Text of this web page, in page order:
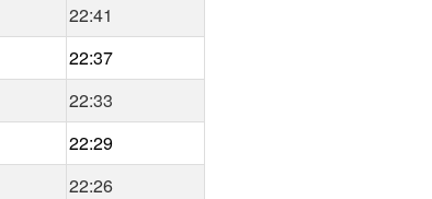
22:41
22:37
22:33
22:29
22:26